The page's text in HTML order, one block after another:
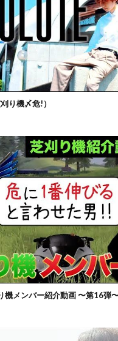
り機〆危!）
機メンバー紹介動画 〜第16弾